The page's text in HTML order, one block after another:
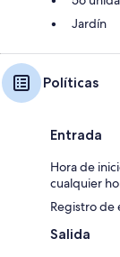
Jardín
Políticas
Entrada
Hora de
cualquier
Registro de
Salida